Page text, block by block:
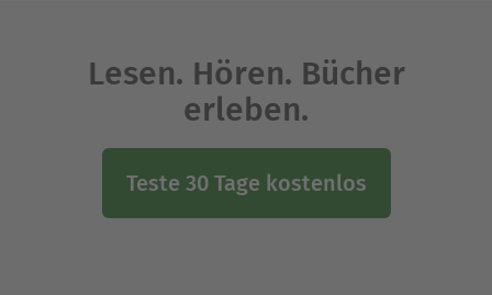
Lesen. Hören. Bücher
erleben.
Teste 30 Tage kostenlos